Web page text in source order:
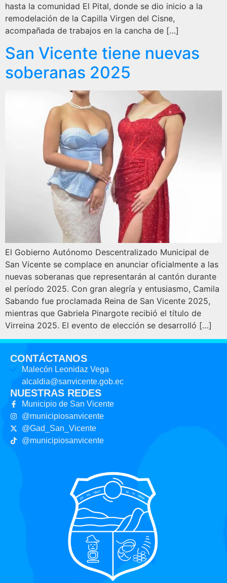
hasta la comunidad El Pital, donde se dio inicio a la
remodelación de la Capilla Virgen del Cisne,
acompañada de trabajos en la cancha de […]
San Vicente tiene nuevas
soberanas 2025
El Gobierno Autónomo Descentralizado Municipal de
San Vicente se complace en anunciar oficialmente a las
nuevas soberanas que representarán al cantón durante
el período 2025. Con gran alegría y entusiasmo, Camila
Sabando fue proclamada Reina de San Vicente 2025,
mientras que Gabriela Pinargote recibió el título de
Virreina 2025. El evento de elección se desarrolló […]
CONTÁCTANOS
Malecón Leonidaz Vega
alcaldia@sanvicente.gob.ec
NUESTRAS REDES
Municipio de San Vicente
@municipiosanvicente
@Gad_San_Vicente
@municipiosanvicente